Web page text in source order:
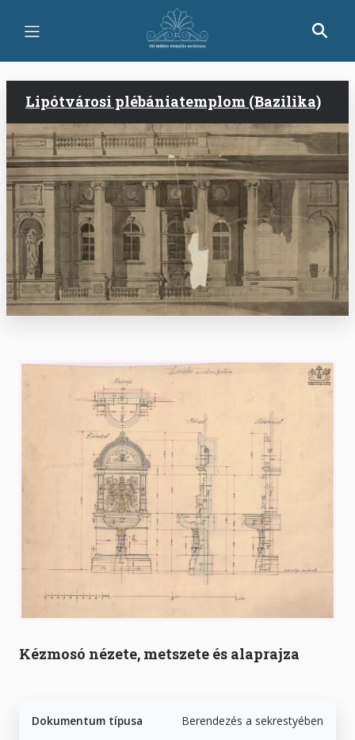
tartalomra
Lipótvárosi plébániatemplom (Bazilika)
Kézmosó nézete, metszete és alaprajza
Dokumentum típusa Berendezés a sekrestyében